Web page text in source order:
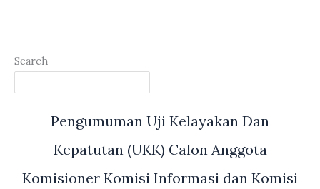
Mendukung
Program
Pendidikan
Provinsi
Search
Pengumuman Uji Kelayakan Dan
Kepatutan (UKK) Calon Anggota
Komisioner Komisi Informasi dan Komisi